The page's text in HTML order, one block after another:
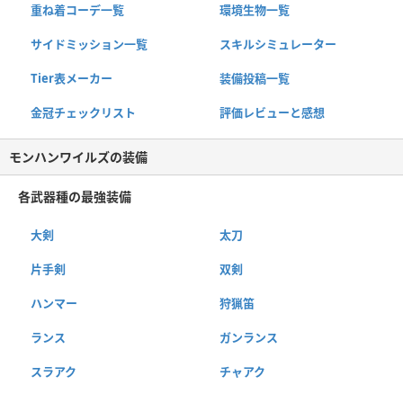
重ね着コーデ一覧 環境生物一覧
サイドミッション一覧 スキルシミュレーター
Tier表メーカー 装備投稿一覧
金冠チェックリスト 評価レビューと感想
モンハンワイルズの装備
各武器種の最強装備
大剣 太刀
片手剣 双剣
ハンマー 狩猟笛
ランス ガンランス
スラアク チャアク